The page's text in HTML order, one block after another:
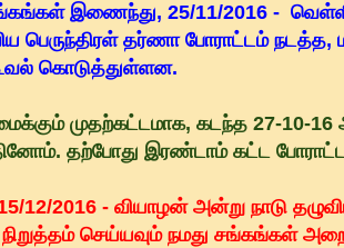
இணைந்து, 25/11/2016 -
பெருந்திரள் தர்ணா போராட்டம் நடத்த,
கொடுத்துள்ளன.
முதற்கட்டமாக, கடந்த 27-10-
தற்போது இரண்டாம் கட்ட
12/2016 - வியாழன் அன்று நாடு
செய்யவும் நமது சங்கங்கள்